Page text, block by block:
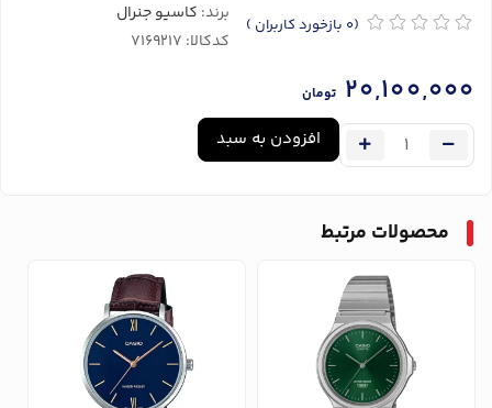
(0 بازخورد کاربران ) برند: کاسیو جنرال
کدکالا:
20,100,000 تومان
افزودن به سبد
محصولات مرتبط